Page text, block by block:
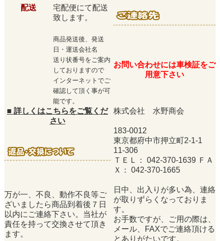
配送
宅配便にて配送
致します。
商品発送後、発送
日・運送会社名
送り状番号をご案内
しておりますので
インターネットでご
確認して頂く事が可
能です。
お問い合わせには車検証をご
用意下さい
■ 詳しくはこちらをご覧くだ
さい
株式会社 水野商会
183-0012
東京都府中市押立町2-1-1
11-306
ＴＥＬ： 042-370-1639 ＦＡ
Ｘ： 042-370-1665
日中、出入りが多い為、連絡
が取りずらくなっておりま
す。
お手数ですが、ご用の際は、
メール、FAXでご連絡頂ける
とありがたいです。
万が一、不良、動作不良等ご
ざいましたら商品到着後７日
以内にご連絡下さい。当社が
責任を持って交換させて頂き
ます。